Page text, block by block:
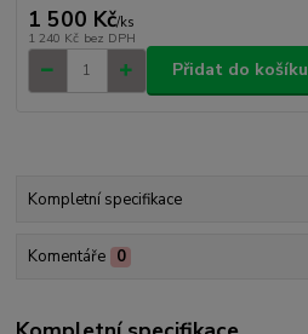
1 500 Kč/ks
1 240 Kč bez DPH
Přidat do košíku
Kompletní specifikace
Komentáře 0